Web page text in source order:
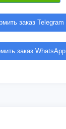
заказ Telegram
заказ WhatsApp